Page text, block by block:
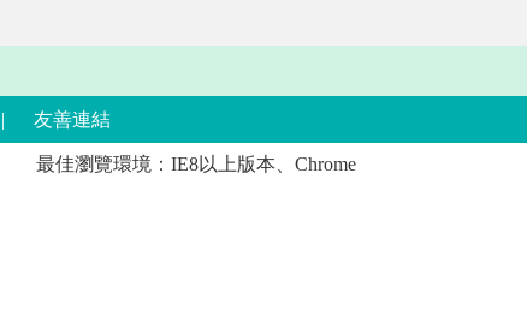
| 友善連結
最佳瀏覽環境：IE8以上版本、Chrome